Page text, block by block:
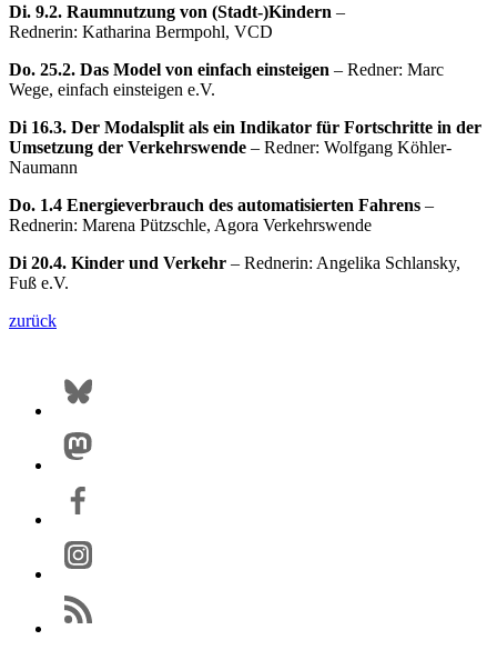
Di. 9.2. Raumnutzung von (Stadt-)Kindern –
Rednerin: Katharina Bermpohl, VCD
Do. 25.2. Das Model von einfach einsteigen – Redner: Marc
Wege, einfach einsteigen e.V.
Di 16.3. Der Modalsplit als ein Indikator für Fortschritte in der
Umsetzung der Verkehrswende – Redner: Wolfgang Köhler-
Naumann
Do. 1.4 Energieverbrauch des automatisierten Fahrens –
Rednerin: Marena Pützschle, Agora Verkehrswende
Di 20.4. Kinder und Verkehr – Rednerin: Angelika Schlansky,
Fuß e.V.
zurück